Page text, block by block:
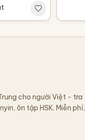
cho người Việt - tra
ôn tập HSK. Miễn phí,